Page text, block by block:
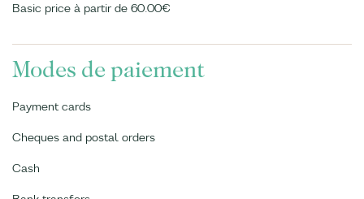
Basic price à partir de 60.00€
Modes de paiement
Payment cards
Cheques and postal orders
Cash